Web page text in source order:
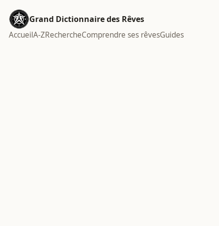
Grand Dictionnaire des Rêves
AccueilA-ZRechercheComprendre ses rêvesGuides